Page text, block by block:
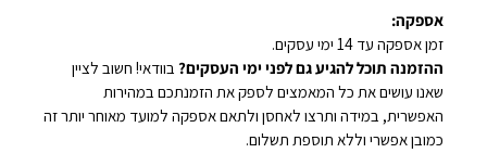
אספקה:
זמן אספקה עד 14 ימי עסקים.
ההזמנה תוכל להגיע גם לפני ימי העסקים? בוודאי! חשוב לציין
שאנו עושים את כל המאמצים לספק את הזמנתכם במהירות
האפשרית, במידה ותרצו לאחסן ולתאם אספקה למועד מאוחר יותר זה
כמובן אפשרי וללא תוספת תשלום.